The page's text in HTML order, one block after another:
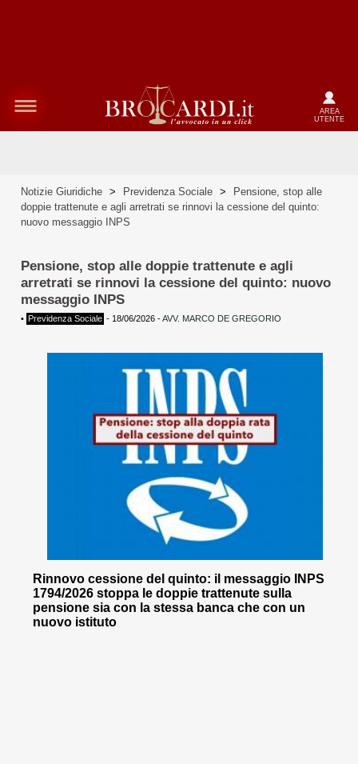
AREA
UTENTE
Notizie Giuridiche > Previdenza Sociale >
Pensione, stop alle
doppie trattenute e agli arretrati se rinnovi la cessione del quinto:
nuovo messaggio INPS
Pensione, stop alle doppie trattenute e agli
arretrati se rinnovi la cessione del quinto: nuovo
messaggio INPS
• Previdenza Sociale - 18/06/2026 -AVV. MARCO DE GREGORIO
Rinnovo cessione del quinto: il messaggio INPS
1794/2026 stoppa le doppie trattenute sulla
pensione sia con la stessa banca che con un
nuovo istituto